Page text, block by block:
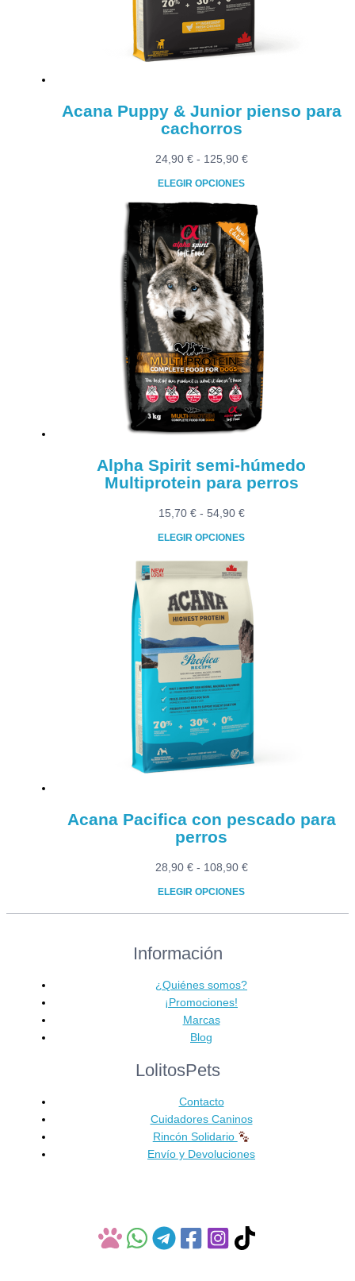
elegir
en
la
Acana Puppy & Junior pienso para
cachorros
24,90 € - 125,90 €Rango
desde
24,90 €
hasta
125,90 €
ELEGIR OPCIONES
Este
producto
tiene
múltiples
variantes.
Las
opciones
se
pueden
elegir
en
la
página
de
Alpha Spirit semi-húmedo
Multiprotein para perros
15,70 € - 54,90 €Rango
desde
15,70 €
hasta
54,90 €
ELEGIR OPCIONES
Este
producto
tiene
múltiples
variantes.
Las
opciones
se
pueden
elegir
en
la
página
Acana Pacifica con pescado para
perros
28,90 € - 108,90 €Rango
ELEGIR OPCIONES
Este
tiene
variantes.
Las
opciones
se
elegir
la
página
de
producto
Información
¿Quiénes somos?
¡Promociones!
Marcas
Blog
LolitosPets
Contacto
Cuidadores Caninos
Rincón Solidario
Envío y Devoluciones